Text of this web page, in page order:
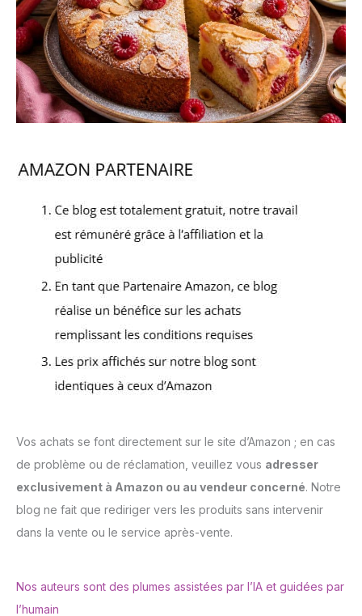
Vos achats se font directement sur le site d’Amazon ; en cas
de problème ou de réclamation, veuillez vous adresser
exclusivement à Amazon ou au vendeur concerné. Notre
blog ne fait que rediriger vers les produits sans intervenir
dans la vente ou le service après-vente.
Nos auteurs sont des plumes assistées par l’IA et guidées par
l’humain